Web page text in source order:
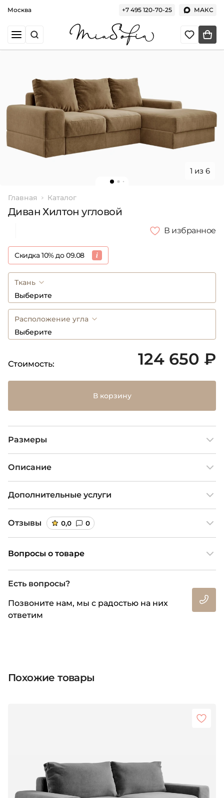
Москва +7 495 120-70-25 МАКС
1 из 6
Главная Каталог
Диван Хилтон угловой
В избранное
Скидка 10% до 09.08
Ткань
Выберите
Расположение угла
Выберите
Стоимость: 124 650 ₽
В корзину
Размеры
Описание
Дополнительные услуги
Отзывы 0,0 0
Вопросы о товаре
Есть вопросы?
Позвоните нам, мы с радостью на них
ответим
Похожие товары